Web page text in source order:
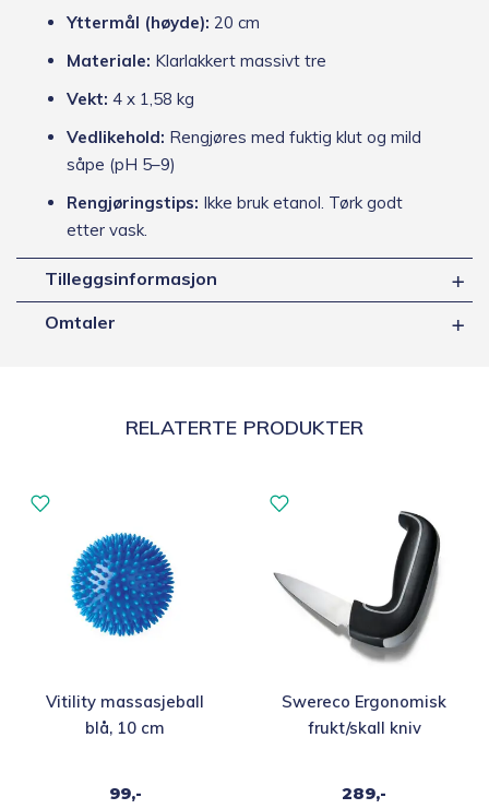
Yttermål (høyde): 20 cm
Materiale: Klarlakkert massivt tre
Vekt: 4 x 1,58 kg
Vedlikehold: Rengjøres med fuktig klut og mild
såpe (pH 5–9)
Rengjøringstips: Ikke bruk etanol. Tørk godt
etter vask.
Tilleggsinformasjon
Omtaler
RELATERTE PRODUKTER
Vitility massasjeball
blå, 10 cm
99,-
Swereco Ergonomisk
frukt/skall kniv
289,-